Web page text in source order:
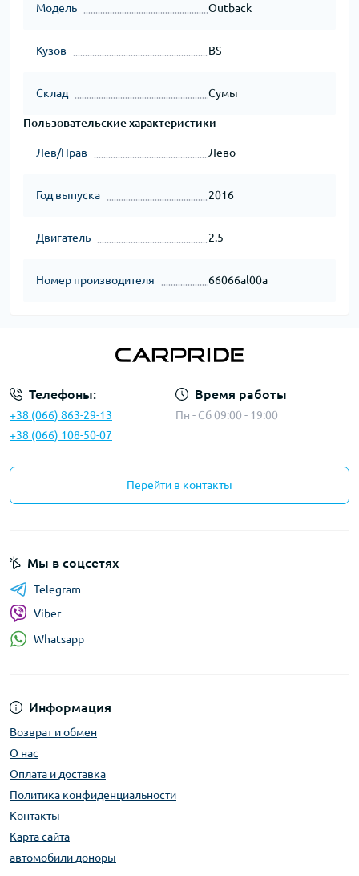
Модель Outback
Кузов BS
Склад Сумы
Пользовательские характеристики
Лев/Прав Лево
Год выпуска 2016
Двигатель 2.5
Номер производителя 66066al00a
Телефоны:
+38 (066) 863-29-13
+38 (066) 108-50-07
Время работы
Пн - Сб 09:00 - 19:00
Перейти в контакты
Информация
Возврат и обмен
О нас
Оплата и доставка
Политика конфиденциальности
Контакты
Карта сайта
автомобили доноры
Мы в соцсетях
Telegram
Viber
Whatsapp